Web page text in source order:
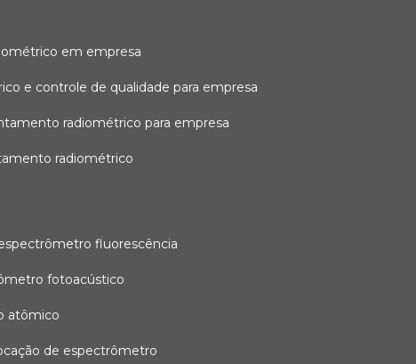
em empresa
e controle de qualidade para empresa
radiométrico para empresa
radiométrico
fluorescência
fotoacústico
atômico
de espectrômetro